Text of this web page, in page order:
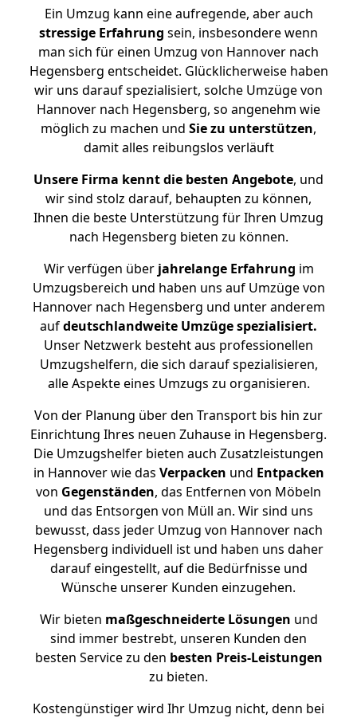
Ein Umzug kann eine aufregende, aber auch
stressige Erfahrung sein, insbesondere wenn
man sich für einen Umzug von Hannover nach
Hegensberg entscheidet. Glücklicherweise haben
wir uns darauf spezialisiert, solche Umzüge von
Hannover nach Hegensberg, so angenehm wie
möglich zu machen und Sie zu unterstützen,
damit alles reibungslos verläuft
Unsere Firma kennt die besten Angebote, und
wir sind stolz darauf, behaupten zu können,
Ihnen die beste Unterstützung für Ihren Umzug
nach Hegensberg bieten zu können.
Wir verfügen überjahrelange Erfahrung im
Umzugsbereich und haben uns auf Umzüge von
Hannover nach Hegensberg und unter anderem
aufdeutschlandweite Umzüge spezialisiert.
Unser Netzwerk besteht aus professionellen
Umzugshelfern, die sich darauf spezialisieren,
alle Aspekte eines Umzugs zu organisieren.
Von der Planung über den Transport bis hin zur
Einrichtung Ihres neuen Zuhause in Hegensberg.
Die Umzugshelfer bieten auch Zusatzleistungen
in Hannover wie das Verpacken und Entpacken
von Gegenständen, das Entfernen von Möbeln
und das Entsorgen von Müll an. Wir sind uns
bewusst, dass jeder Umzug von Hannover nach
Hegensberg individuell ist und haben uns daher
darauf eingestellt, auf die Bedürfnisse und
Wünsche unserer Kunden einzugehen.
Wir bieten maßgeschneiderte Lösungen und
sind immer bestrebt, unseren Kunden den
besten Service zu den besten Preis-Leistungen
zu bieten.
Kostengünstiger wird Ihr Umzug nicht, denn bei